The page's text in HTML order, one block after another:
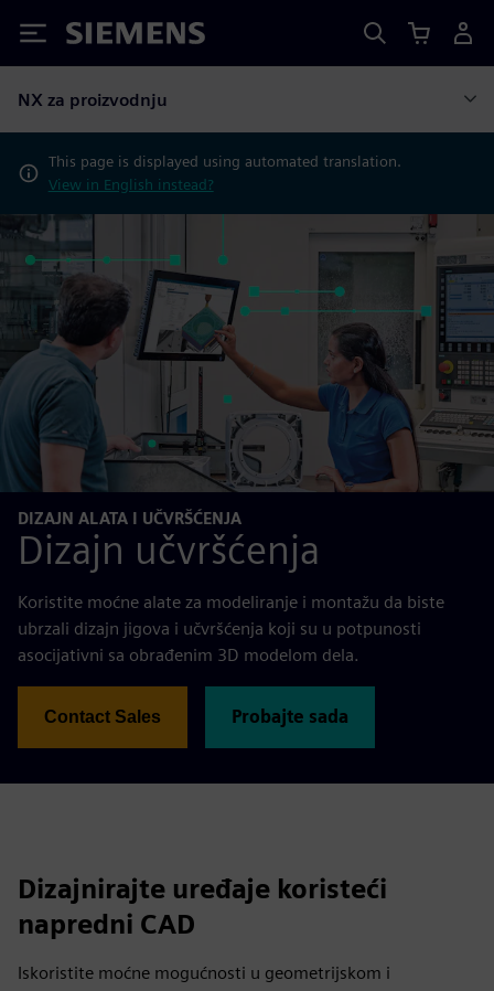
Siemens
NX za proizvodnju
This page is displayed using automated translation.
View in English instead?
DIZAJN ALATA I UČVRŠĆENJA
Dizajn učvršćenja
Koristite moćne alate za modeliranje i montažu da biste
ubrzali dizajn jigova i učvršćenja koji su u potpunosti
asocijativni sa obrađenim 3D modelom dela.
Contact Sales Probajte sada
Dizajnirajte uređaje koristeći
napredni CAD
Iskoristite moćne mogućnosti u geometrijskom i